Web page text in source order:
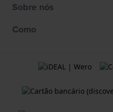
Sobre nós
Como